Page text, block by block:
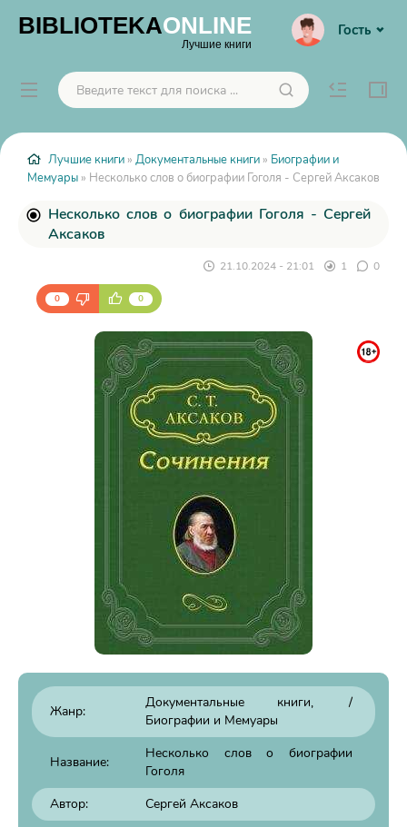
BIBLIOTEKAONLINE
Лучшие книги
Гость
Лучшие книги » Документальные книги » Биографии и
Мемуары » Несколько слов о биографии Гоголя - Сергей Аксаков
Несколько слов о биографии Гоголя - Сергей
Аксаков
21.10.2024 - 21:01 1 0
0 0
Жанр:
Документальные книги
/
Биографии и Мемуары
Название:
Несколько слов о биографии
Гоголя
Автор:
Сергей Аксаков